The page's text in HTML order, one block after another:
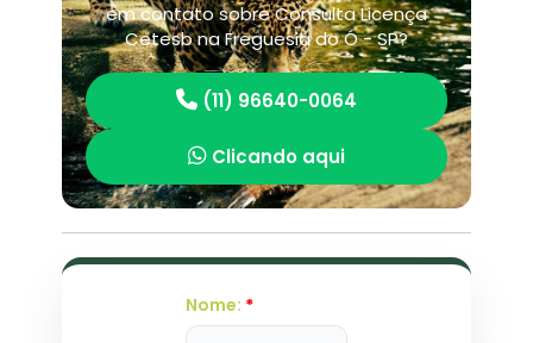
em contato sobre Consulta Licença
Cetesb na Freguesia do Ó - SP?
(11) 96640-0064
Clicando aqui
Nome: *